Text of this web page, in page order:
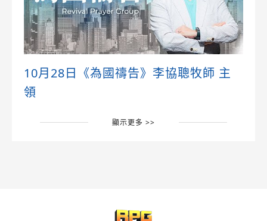
10月28日《為國禱告》李協聰牧師 主
領
顯示更多 >>